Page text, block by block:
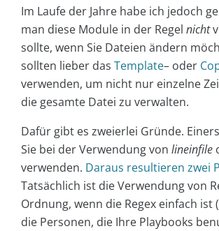
Im Laufe der Jahre habe ich jedoch
man diese Module in der Regel nicht
sollte, wenn Sie Dateien ändern
sollten lieber das Template– oder
verwenden, um nicht nur einzelne
die gesamte Datei zu verwalten.
Dafür gibt es zweierlei Gründe.
Sie bei der Verwendung von lineinfile
verwenden. Daraus resultieren zwei
Tatsächlich ist die Verwendung von
Ordnung, wenn die Regex einfach ist
die Personen, die Ihre Playbooks